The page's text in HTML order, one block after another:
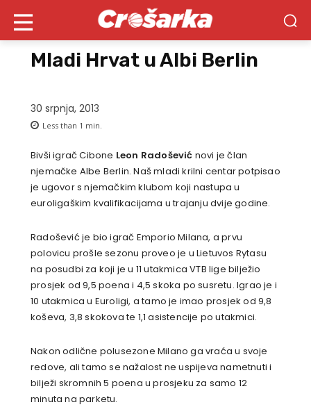
Mladi Hrvat u Albi Berlin
30 srpnja, 2013
Less than 1 min.
Bivši igrač Cibone Leon Radošević novi je član
njemačke Albe Berlin. Naš mladi krilni centar potpisao
je ugovor s njemačkim klubom koji nastupa u
euroligaškim kvalifikacijama u trajanju dvije godine.
Radošević je bio igrač Emporio Milana, a prvu
polovicu prošle sezonu proveo je u Lietuvos Rytasu
na posudbi za koji je u 11 utakmica VTB lige bilježio
prosjek od 9,5 poena i 4,5 skoka po susretu. Igrao je i
10 utakmica u Euroligi, a tamo je imao prosjek od 9,8
koševa, 3,8 skokova te 1,1 asistencije po utakmici.
Nakon odlične polusezone Milano ga vraća u svoje
redove, ali tamo se nažalost ne uspijeva nametnuti i
bilježi skromnih 5 poena u prosjeku za samo 12
minuta na parketu.